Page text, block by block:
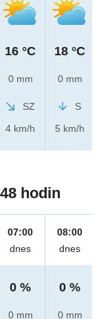
16 °C
0 mm
SZ
4 km/h
18 °C
0 mm
S
5 km/h
hodin
07:00
dnes
0 %
0 mm
08:00
dnes
0 %
0 mm